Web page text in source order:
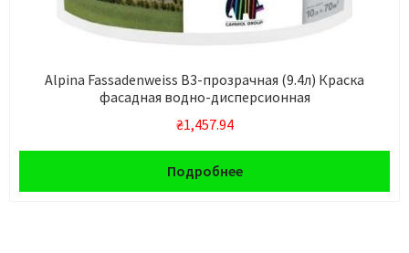
Alpina Fassadenweiss В3-прозрачная (9.4л) Краска
фасадная водно-дисперсионная
₴1,457.94
Подробнее